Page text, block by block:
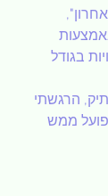
בגודל
הרגשתי
ממש